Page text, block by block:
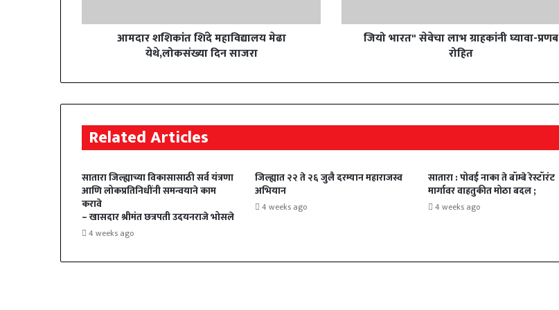
आमदार शशिकांत शिंदे महाविद्यालय मेढा
येथे,लोकसंख्या दिन साजरा
जियो भारत" सेवेचा लाभ ग्राहकांनी घ्यावा-प्रणब
रोहित
Related Articles
सातारा जिल्ह्याच्या विकासासाठी सर्व यंत्रणा
आणि लोकप्रतिनिधींनी समन्वयाने काम
करावे
– खासदार श्रीमंत छत्रपती उदयनराजे भोसले
4 weeks ago
जिल्ह्यात २२ ते २६ जुलै दरम्यान महाराजस्व
अभियान
4 weeks ago
सातारा : पोवई नाका ते बॉम्बे रेस्टॉरंट
मार्गावर वाहतुकीत मोठा बदल ;
4 weeks ago